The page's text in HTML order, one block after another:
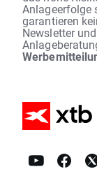
Anlageerfolge
garantieren
Newsletter